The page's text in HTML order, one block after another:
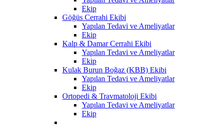
Ekip
Göğüs Cerrahi Ekibi
Yapılan Tedavi ve Ameliyatlar
Ekip
Kalp & Damar Cerrahi Ekibi
Yapılan Tedavi ve Ameliyatlar
Ekip
Kulak Burun Boğaz (KBB) Ekibi
Yapılan Tedavi ve Ameliyatlar
Ekip
Ortopedi & Travmatoloji Ekibi
Yapılan Tedavi ve Ameliyatlar
Ekip